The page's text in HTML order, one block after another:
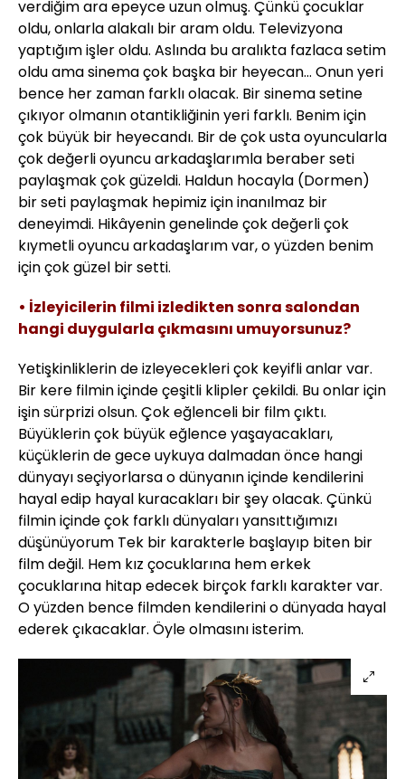
verdiğim ara epeyce uzun olmuş. Çünkü çocuklar
oldu, onlarla alakalı bir aram oldu. Televizyona
yaptığım işler oldu. Aslında bu aralıkta fazlaca setim
oldu ama sinema çok başka bir heyecan... Onun yeri
bence her zaman farklı olacak. Bir sinema setine
çıkıyor olmanın otantikliğinin yeri farklı. Benim için
çok büyük bir heyecandı. Bir de çok usta oyuncularla
çok değerli oyuncu arkadaşlarımla beraber seti
paylaşmak çok güzeldi. Haldun hocayla (Dormen)
bir seti paylaşmak hepimiz için inanılmaz bir
deneyimdi. Hikâyenin genelinde çok değerli çok
kıymetli oyuncu arkadaşlarım var, o yüzden benim
için çok güzel bir setti.
• İzleyicilerin filmi izledikten sonra salondan
hangi duygularla çıkmasını umuyorsunuz?
Yetişkinliklerin de izleyecekleri çok keyifli anlar var.
Bir kere filmin içinde çeşitli klipler çekildi. Bu onlar için
işin sürprizi olsun. Çok eğlenceli bir film çıktı.
Büyüklerin çok büyük eğlence yaşayacakları,
küçüklerin de gece uykuya dalmadan önce hangi
dünyayı seçiyorlarsa o dünyanın içinde kendilerini
hayal edip hayal kuracakları bir şey olacak. Çünkü
filmin içinde çok farklı dünyaları yansıttığımızı
düşünüyorum Tek bir karakterle başlayıp biten bir
film değil. Hem kız çocuklarına hem erkek
çocuklarına hitap edecek birçok farklı karakter var.
O yüzden bence filmden kendilerini o dünyada hayal
ederek çıkacaklar. Öyle olmasını isterim.